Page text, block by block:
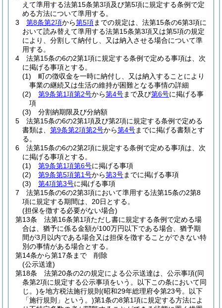
えて準用する法第15条第3項及び第5項に規定する条例で定
める方法について準用する。
3
第8条第2項から第5項までの規定は、法第15条の6第3項に
おいて読み替えて準用する法第15条第3項又は第5項の規定
により、分割して納付し、又は納入させる場合について準
用する。
4
法第15条の6の2第1項に規定する条例で定める事項は、次
に掲げる事項とする。
(1)
町の徴収金を一時に納付し、又は納入することにより
事業の継続又は生活の維持が困難となる事情の詳細
(2)
第9条第1項第2号から第4号まで及び第6号に掲げる事
項
(3)
分割納期限及び分納額
5
法第15条の6の2第1項及び第2項に規定する条例で定める
書類は、 第9条第2項第2号から第4号までに掲げる書類とす
る。
6
法第15条の6の2第2項に規定する条例で定める事項は、次
に掲げる事項とする。
(1)
第9条第1項第6号に掲げる事項
(2)
第9条第5項第1号から第3号までに掲げる事項
(3)
第4項第3号に掲げる事項
7
法第15条の6の2第3項において準用する法第15条の2第8
項に規定する期間は、20日とする。
(担保を徴する必要がない場合)
第13条
法第16条第1項ただし書に規定する条例で定める場
合は、猶予に係る金額が100万円以下である場合、猶予期
間が3月以内である場合又は担保を徴することができない特
別の事情がある場合とする。
第14条から第17条まで
削除
(公示送達)
第18条
法第20条の2の規定による公示送達は、公示事項(同
条第2項に規定する公示事項をいう。以下この条において同
じ。)を地方税法施行規則 (昭和29年総理府令第23号。以下
「施行規則」という。)第1条の8第1項に規定する方法によ